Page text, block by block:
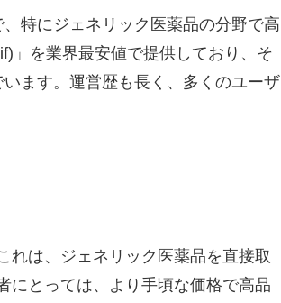
特にジェネリック医薬品の分野で高
」を業界最安値で提供しており、そ
ます。運営歴も長く、多くのユーザ
れは、ジェネリック医薬品を直接取
にとっては、より手頃な価格で高品